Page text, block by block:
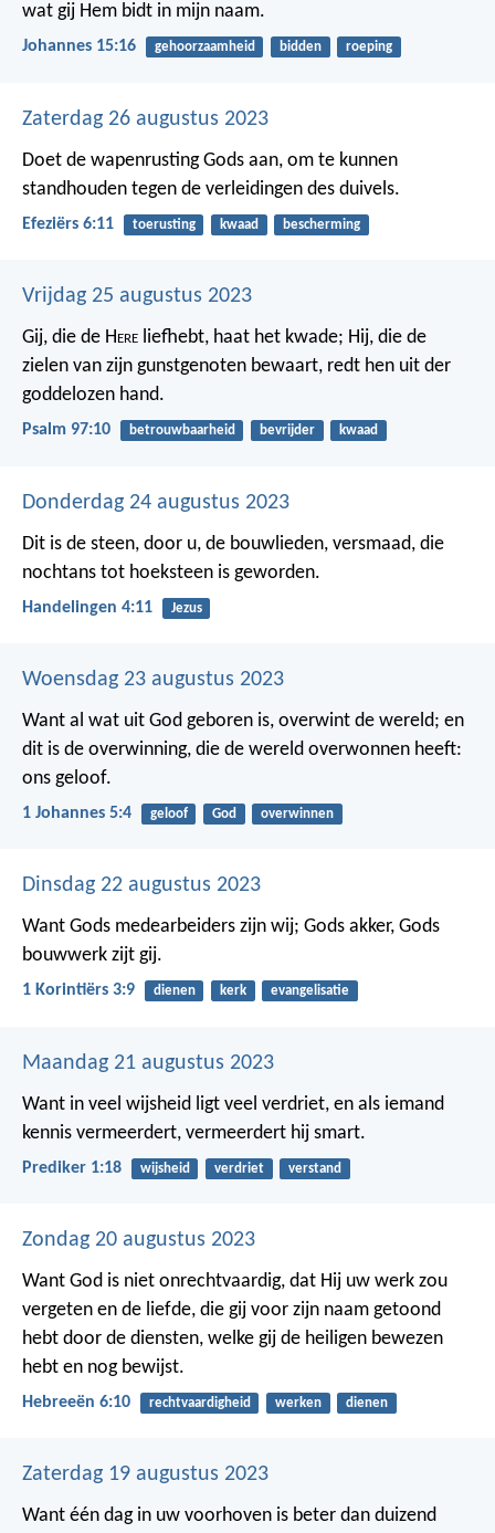
wat gij Hem bidt in mijn naam.
Johannes 15:16 gehoorzaamheid bidden roeping
Zaterdag 26 augustus 2023
Doet de wapenrusting Gods aan, om te kunnen
standhouden tegen de verleidingen des duivels.
Efeziërs 6:11 toerusting kwaad bescherming
Vrijdag 25 augustus 2023
Gij, die de Here liefhebt, haat het kwade; Hij, die de
zielen van zijn gunstgenoten bewaart, redt hen uit der
goddelozen hand.
Psalm 97:10 betrouwbaarheid bevrijder kwaad
Donderdag 24 augustus 2023
Dit is de steen, door u, de bouwlieden, versmaad, die
nochtans tot hoeksteen is geworden.
Handelingen 4:11 Jezus
Woensdag 23 augustus 2023
Want al wat uit God geboren is, overwint de wereld; en
dit is de overwinning, die de wereld overwonnen heeft:
ons geloof.
1 Johannes 5:4 geloof God overwinnen
Dinsdag 22 augustus 2023
Want Gods medearbeiders zijn wij; Gods akker, Gods
bouwwerk zijt gij.
1 Korintiërs 3:9 dienen kerk evangelisatie
Maandag 21 augustus 2023
Want in veel wijsheid ligt veel verdriet, en als iemand
kennis vermeerdert, vermeerdert hij smart.
Prediker 1:18 wijsheid verdriet verstand
Zondag 20 augustus 2023
Want God is niet onrechtvaardig, dat Hij uw werk zou
vergeten en de liefde, die gij voor zijn naam getoond
hebt door de diensten, welke gij de heiligen bewezen
hebt en nog bewijst.
Hebreeën 6:10 rechtvaardigheid werken dienen
Zaterdag 19 augustus 2023
Want één dag in uw voorhoven is beter dan duizend